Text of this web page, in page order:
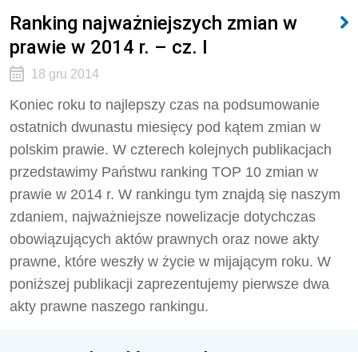
Ranking najważniejszych zmian w
prawie w 2014 r. – cz. I
18 gru 2014
Koniec roku to najlepszy czas na podsumowanie
ostatnich dwunastu miesięcy pod kątem zmian w
polskim prawie. W czterech kolejnych publikacjach
przedstawimy Państwu ranking TOP 10 zmian w
prawie w 2014 r. W rankingu tym znajdą się naszym
zdaniem, najważniejsze nowelizacje dotychczas
obowiązujących aktów prawnych oraz nowe akty
prawne, które weszły w życie w mijającym roku. W
poniższej publikacji zaprezentujemy pierwsze dwa
akty prawne naszego rankingu.